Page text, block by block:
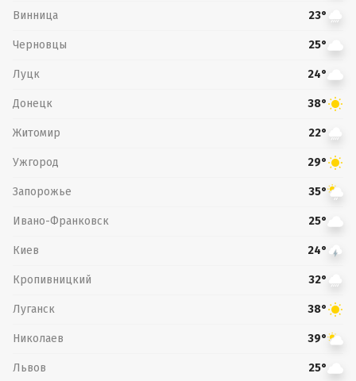
Винница 23°
Черновцы 25°
Луцк 24°
Донецк 38°
Житомир 22°
Ужгород 29°
Запорожье 35°
Ивано-Франковск 25°
Киев 24°
Кропивницкий 32°
Луганск 38°
Николаев 39°
Львов 25°